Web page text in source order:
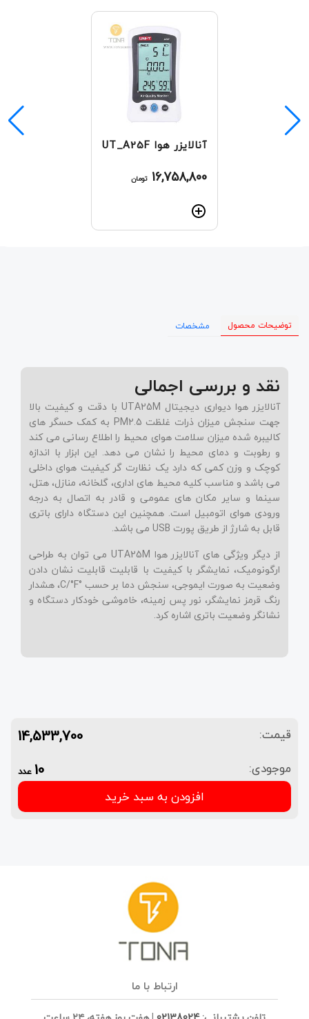
آنالایزر هوا UT_A25F
16,758,800 تومان
توضیحات محصول مشخصات
نقد و بررسی اجمالی
آنالایزر هوا دیواری دیجیتال UTA25M با دقت و کیفیت بالا
جهت سنجش میزان ذرات غلظت PM2.5 به کمک حسگر های
کالیبره شده میزان سلامت هوای محیط را اطلاع رسانی می کند
و رطوبت و دمای محیط را نشان می دهد. این ابزار با اندازه
کوچک و وزن کمی که دارد یک نظارت گر کیفیت هوای داخلی
می باشد و مناسب کلیه محیط های اداری، گلخانه، منازل، هتل،
سینما و سایر مکان های عمومی و قادر به اتصال به درجه
ورودی هوای اتومبیل است. همچنین این دستگاه دارای باتری
قابل به شارژ از طریق پورت USB می باشد.
از دیگر ویژگی های آنالایزر هوا UTA25M می توان به طراحی
ارگونومیک، نمایشگر با کیفیت با قابلیت قابلیت نشان دادن
وضعیت به صورت ایموجی، سنجش دما بر حسب °C/°F
، هشدار
رنگ قرمز نمایشگر، نور پس زمینه، خاموشی خودکار دستگاه و
نشانگر وضعیت باتری اشاره کرد.
قیمت: 14,533,700
موجودی: 10عدد
افزودن به سبد خرید
ارتباط با ما